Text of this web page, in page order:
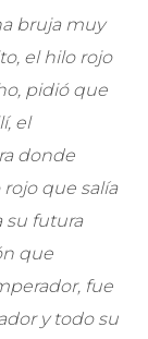
bruja muy
el hilo rojo
pidió que
el
donde
que salía
su futura
que
fue
y todo su